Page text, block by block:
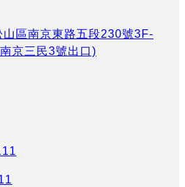
山區南京東路五段230號3F-
京三民3號出口)